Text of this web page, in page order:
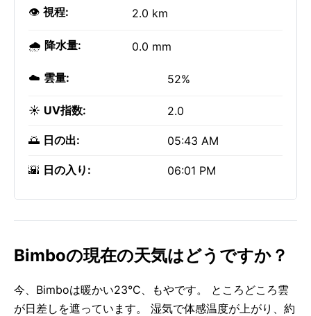
👁️ 視程: 2.0 km
🌧️ 降水量: 0.0 mm
☁️ 雲量: 52%
☀️ UV指数: 2.0
🌅 日の出: 05:43 AM
🌇 日の入り: 06:01 PM
Bimboの現在の天気はどうですか？
今、Bimboは暖かい23°C、もやです。 ところどころ雲
が日差しを遮っています。 湿気で体感温度が上がり、約